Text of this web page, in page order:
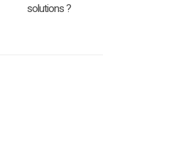
solutions ?